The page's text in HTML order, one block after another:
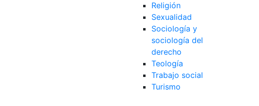
Religión
Sexualidad
Sociología y
sociología del
derecho
Teología
Trabajo social
Turismo